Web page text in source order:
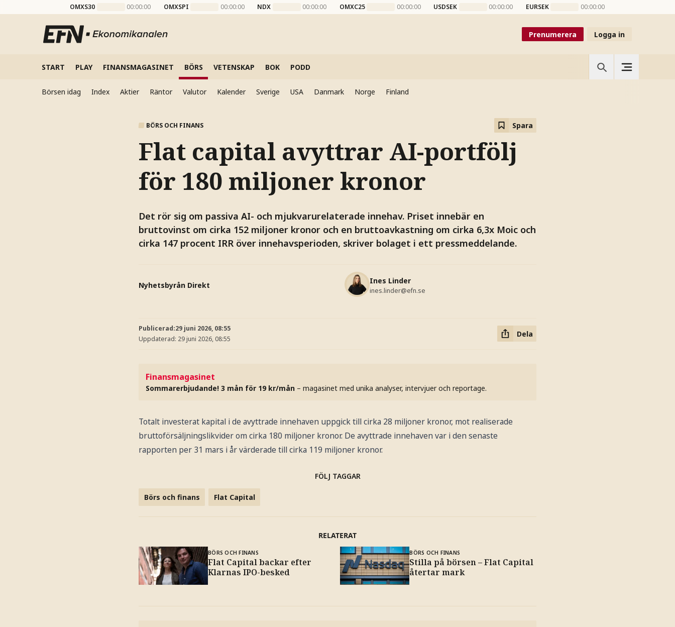
OMXS30 00:00:00 OMXSPI 00:00:00 NDX 00:00:00 OMXC25 00:00:00 USDSEK 00:00:00 EURSEK 00:00:00
Prenumerera Logga in
START PLAY FINANSMAGASINET BÖRS VETENSKAP BOK PODD
Börsen idag Index Aktier Räntor Valutor Kalender Sverige USA Danmark Norge Finland
BÖRS OCH FINANS Spara
Flat capital avyttrar AI-portfölj
för 180 miljoner kronor
Det rör sig om passiva AI- och mjukvarurelaterade innehav. Priset innebär en
bruttovinst om cirka 152 miljoner kronor och en bruttoavkastning om cirka 6,3x Moic och
cirka 147 procent IRR över innehavsperioden, skriver bolaget i ett pressmeddelande.
Nyhetsbyrån Direkt Ines Linder
ines.linder@efn.se
Publicerad:29 juni 2026, 08:55
Uppdaterad: 29 juni 2026, 08:55
Dela
Finansmagasinet
Sommarerbjudande! 3 mån för 19 kr/mån – magasinet med unika analyser, intervjuer och reportage.
Totalt investerat kapital i de avyttrade innehaven uppgick till cirka 28 miljoner kronor, mot realiserade
bruttoförsäljningslikvider om cirka 180 miljoner kronor. De avyttrade innehaven var i den senaste
rapporten per 31 mars i år värderade till cirka 119 miljoner kronor.
FÖLJ TAGGAR
Börs och finans Flat Capital
RELATERAT
BÖRS OCH FINANS
Flat Capital backar efter
Klarnas IPO-besked
BÖRS OCH FINANS
Stilla på börsen – Flat Capital
återtar mark